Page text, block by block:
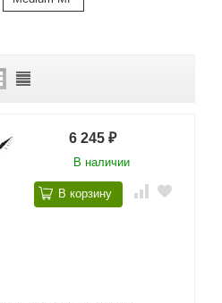
6 245 ₽
В наличии
В корзину